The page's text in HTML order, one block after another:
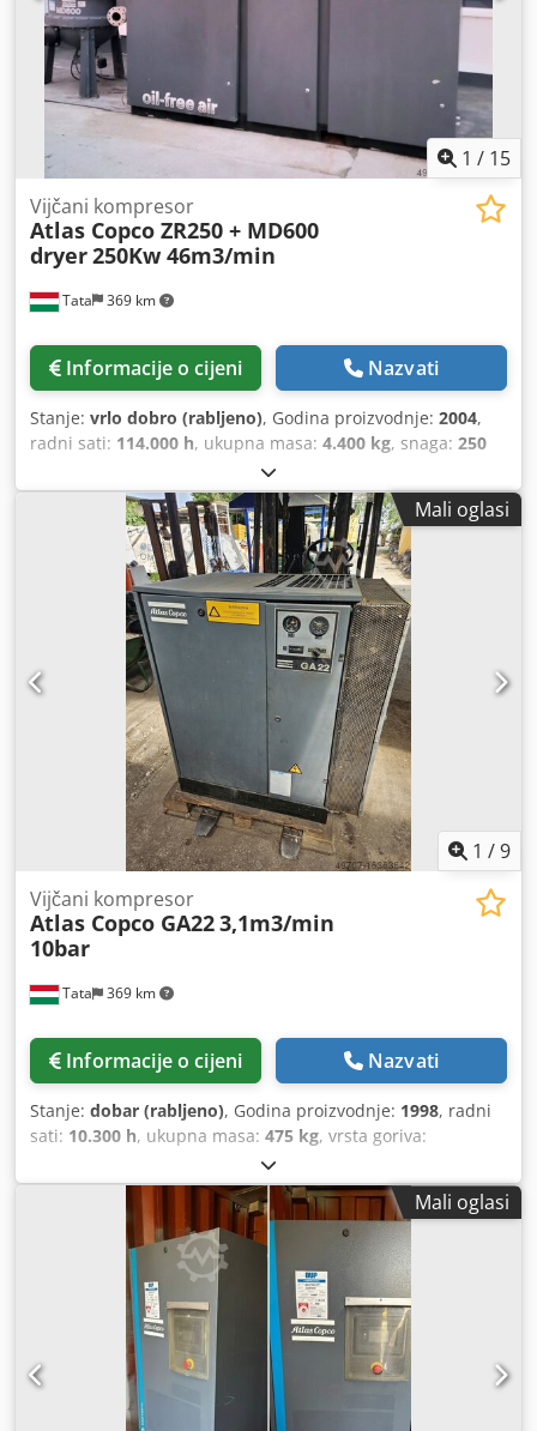
Oprema uklonjena iz industrijske demontaže. Primjena: •
Proizvodnja • Industrijska montaža • Tehnološke linije •
Profesionalne radionice Idealna alternativa novim
uređajima – znatno manji trošak uz zadržavanje kvalitete
1 / 15
Tata 369 km
Vijčani kompresor
Atlas Copco ZR250 + MD600
dryer250Kw 46m3/min
Informacije o cijeni Nazvati
Stanje: vrlo dobro (rabljeno), Godina proizvodnje: 2004,
radni sati: 114.000 h, ukupna masa: 4.400 kg, snaga: 250
, volumni protok:
letva, Redovno servisiran, u izvrsnom stanju. Vijčani
kompresor Atlas Copco ZR250, 10bar 46m3/min Bez ulja,
vodeno hlađenje. MD600 s adsorpcijskim sušačem
Kompresor: Proizvođač: Atlas Copco Tip: ZR 250 Godina
izgradnje: 2004 opterećen radni sati 114.000 Maksimalni
radni pritisak: 10bar jednostupanjski pogon Potrošnja
rashladne vode 3,7 litara/s Isporuka zraka: 43,6 m3/min
Hlađen vodom Bez masti Snaga: 250 kW Mrežni napon:
400V 50Hz 445A Zadnji servis: rujan 2023 Adsorpcijski
sušač, vodeno hlađen Proizvođač: Atlas Copco Tip: MD
600W Godina izgradnje: 2004 Dwedpsrp D Uxofx Alysa
Maksimalni radni tlak: 10,5 bara Prazan volumen: 350
litara Dimenzije stroja: Duljina: 3000 mm Širina: 1600 mm
Visina: 2000 mm Težina: 4400 kg ​
Mali oglasi
1 /9
Tata 369 km
Vijčani kompresor
Atlas Copco GA223,1m3/min
10bar
Informacije o cijeni Nazvati
Stanje: dobar (rabljeno), Godina proizvodnje: 1998, radni
sati: 10.300 h, ukupna masa: 475 kg, vrsta goriva:
186 m³/h
tlak (maks.):10 letva, Kompresor 22 kW 3,1 m3/min ATLAS
COPCO GA22 vijčani kompresor Dsdpetxpd Iefx Alyswa
Prodaje se kontinuirano servisiran i servisiran vijčani
kompresor 22kW. Proizvođač: Atlas Copco GA22 SP Radni
sati: 10350 Godina izgradnje: 1999 Kapacitet: 3,1
M3/minuti, Pritisak: 10 bara Snaga 22 kW Glavni broj
okretaja motora: 3.000 o/min Neto težina: 405 kg
Dimenzije: mm (DxŠxV) Razina buke: 66dB Servisna
knjižica, strujna shema.
Mali oglasi